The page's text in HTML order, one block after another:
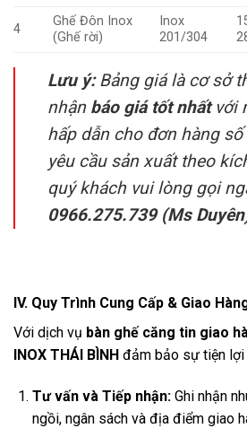
4
Ghế Đôn Inox
(Ghế rời)
Inox
201/304
Lưu ý:Bảng giá là cơ sở
nhận báo giá tốt nhấtvới
hấp dẫn cho đơn hàng
yêu cầu sản xuất theo
quý khách vui lòng gọi
0966.275.739 (Ms
IV. Quy Trình Cung Cấp & Giao
Với dịch vụ bàn ghế căng tin giao
INOX THÁI BÌNH đảm bảo sự tiện lợi
Tư vấn và Tiếp nhận:Ghi nhận
ngồi, ngân sách và địa điểm giao